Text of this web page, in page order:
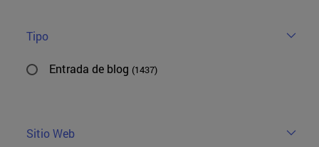
Tipo
Entrada de blog (1437)
Sitio Web